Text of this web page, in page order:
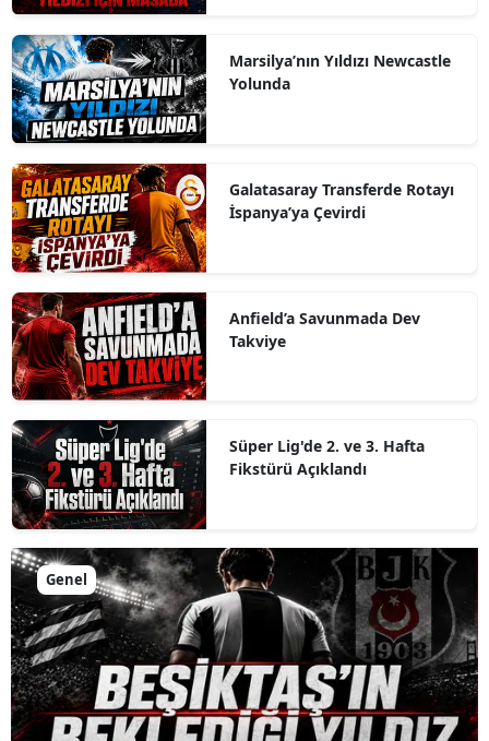
Marsilya’nın Yıldızı Newcastle
Yolunda
Galatasaray Transferde Rotayı
İspanya’ya Çevirdi
Anfield’a Savunmada Dev
Takviye
Süper Lig'de 2. ve 3. Hafta
Fikstürü Açıklandı
Genel